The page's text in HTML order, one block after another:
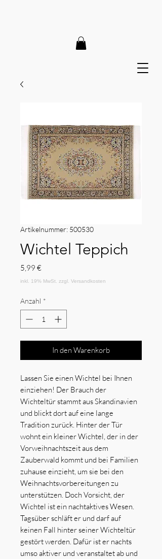
Artikelnummer: 500530
Wichtel Teppich
5,99 €Preis
Anzahl *
In den Warenkorb
Lassen Sie einen Wichtel bei Ihnen
einziehen! Der Brauch der
Wichteltür stammt aus Skandinavien
und blickt dort auf eine lange
Tradition zurück. Hinter der Tür
wohnt ein kleiner Wichtel, der in der
Vorweihnachtszeit aus dem
Zauberwald kommt und bei Familien
zuhause einzieht, um sie bei den
Weihnachtsvorbereitungen zu
unterstützen. Doch Vorsicht, der
Wichtel ist ein nachtaktives Wesen.
Tagsüber schläft er und darf auf
keinen Fall hinter seiner Wichteltür
gestört werden. Dafür ist er nachts
umso aktiver und veranstaltet ab und